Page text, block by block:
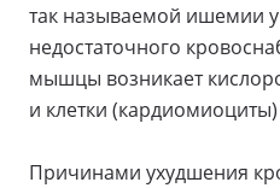
так называемой ишемии
недостаточного
мышцы возникает
и клетки
Причинами ухудшения